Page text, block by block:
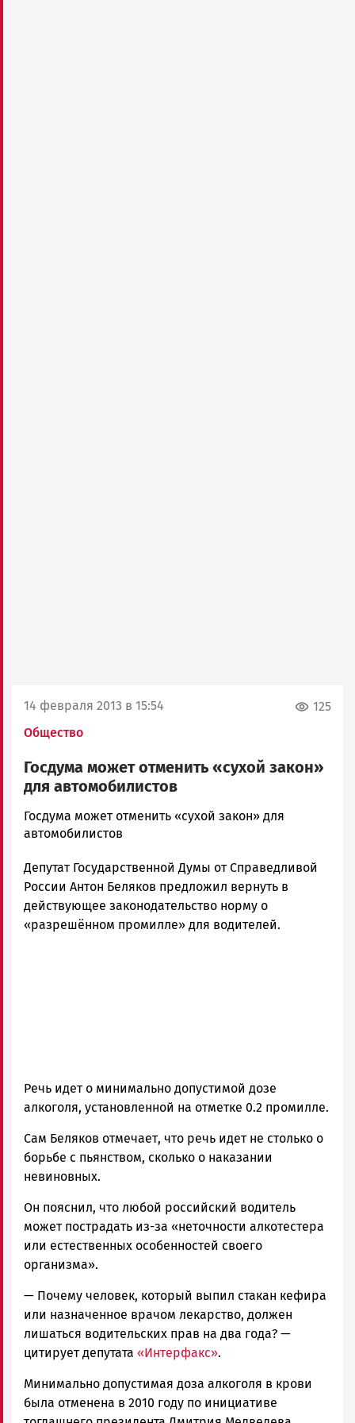
14 февраля 2013 в 15:54
Общество
125
Госдума может отменить «сухой закон»
для автомобилистов
admintimur
Новости
и
Карелии
|
Петрозаводск
Госдума может отменить «сухой закон» для
автомобилистов
Депутат Государственной Думы от Справедливой
России Антон Беляков предложил вернуть в
действующее законодательство норму о
«разрешённом промилле» для водителей.
Речь идет о минимально допустимой дозе
алкоголя, установленной на отметке 0.2 промилле.
Сам Беляков отмечает, что речь идет не столько о
борьбе с пьянством, сколько о наказании
невиновных.
Он пояснил, что любой российский водитель
может пострадать из-за «неточности алкотестера
или естественных особенностей своего
организма».
— Почему человек, который выпил стакан кефира
или назначенное врачом лекарство, должен
лишаться водительских прав на два года? —
цитирует депутата «Интерфакс».
Минимально допустимая доза алкоголя в крови
была отменена в 2010 году по инициативе